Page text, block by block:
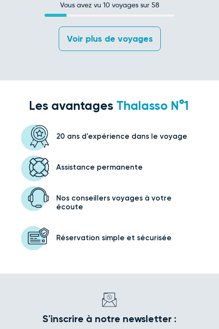
Vous avez vu 10voyages sur 58
Les avantages Thalasso N°1
20 ans d'expérience dans le voyage
Assistance permanente
Nos conseillers voyagesà votre
écoute
Réservation simple et sécurisée
S'inscrire à notre newsletter :